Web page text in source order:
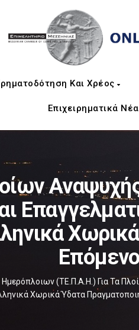
Και Χρέος
Επιχειρηματικά
(ΤΕ.Π.Α.Η.) Για Τα
Χωρικά Ύδατα